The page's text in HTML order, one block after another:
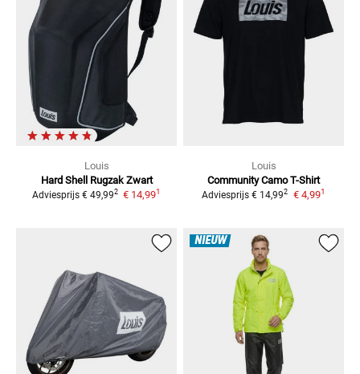
Louis
Hard Shell Rugzak Zwart
Adviesprijs € 49,992 € 14,991
Louis
Community Camo T-Shirt
Adviesprijs € 14,992 € 4,991
NIEUW